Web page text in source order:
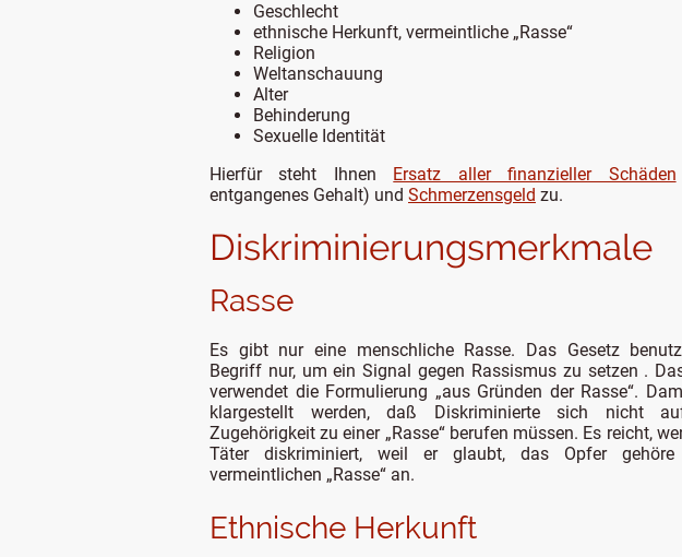
Geschlecht
ethnische Herkunft, vermeintliche „Rasse“
Religion
Weltanschauung
Alter
Behinderung
Sexuelle Identität
Hierfür steht Ihnen Ersatz aller finanzieller Schäden
entgangenes Gehalt) und Schmerzensgeld zu.
Diskriminierungsmerkmale
Es gibt nur eine menschliche Rasse. Das Gesetz
Begriff nur, um ein Signal gegen Rassismus zu setzen .
verwendet die Formulierung „aus Gründen der Rasse“.
klargestellt werden, daß Diskriminierte sich nicht
Zugehörigkeit zu einer „Rasse“ berufen müssen. Es reicht,
Täter diskriminiert, weil er glaubt, das Opfer gehöre
vermeintlichen „Rasse“ an.
Ethnische Herkunft
Rasse